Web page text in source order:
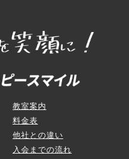
教室案内
料金表
他社との違い
入会までの流れ